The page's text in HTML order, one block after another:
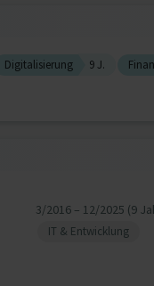
Digitalisierung 9 J.
3/2016 – 12/2025 (9
IT & Entwicklung